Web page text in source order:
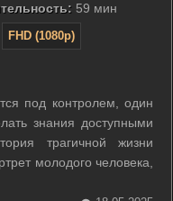
59 мин
FHD (1080p)
под контролем, один
знания доступными
трагичной жизни
молодого человека,
жаждущий раскрыть